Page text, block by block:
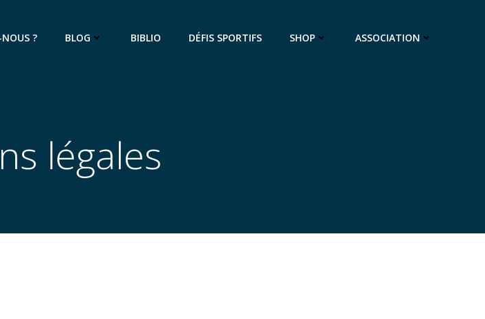
? BLOG BIBLIO DÉFIS SPORTIFS SHOP ASSOCIATION
légales